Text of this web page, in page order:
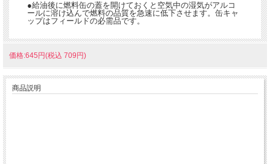
●給油後に燃料缶の蓋を開けておくと空気中の湿気がアルコ
ールに溶け込んで燃料の品質を急速に低下させます。缶キャ
ップはフィールドの必需品です。
価格:645円(税込 709円)
商品説明